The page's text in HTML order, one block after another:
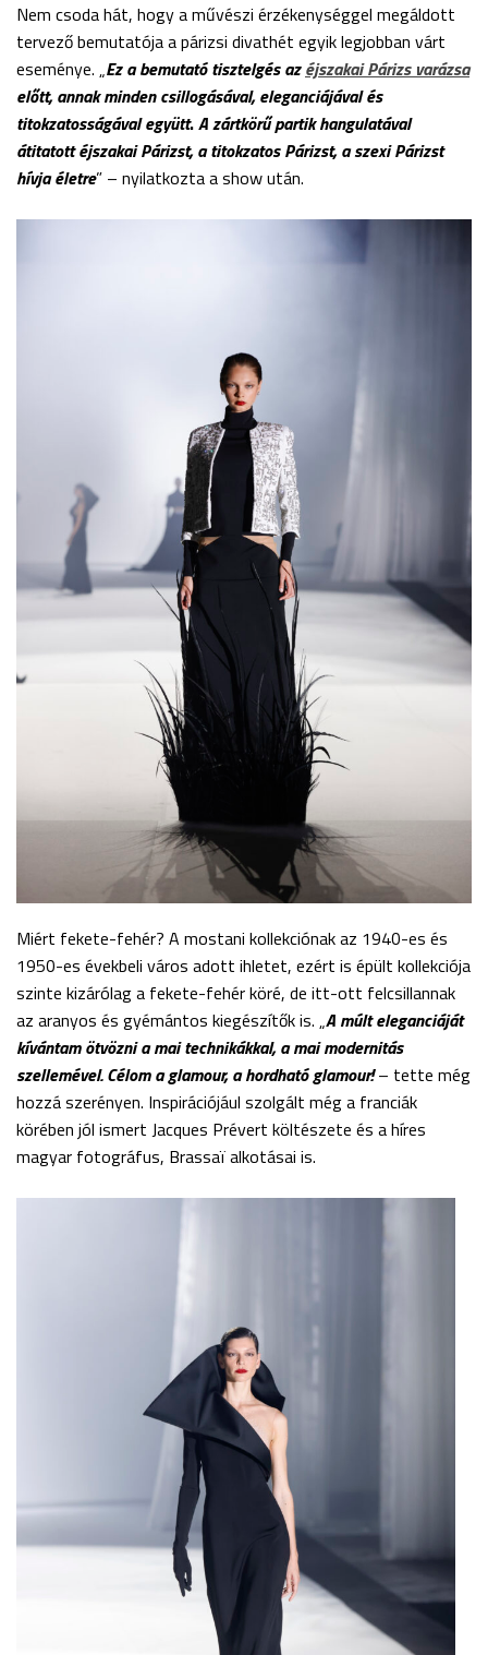
Nem csoda hát, hogy a művészi érzékenységgel megáldott
tervező bemutatója a párizsi divathét egyik legjobban várt
eseménye. „Ez a bemutató tisztelgés azéjszakai Párizs varázsa
előtt, annak minden csillogásával, eleganciájával és
titokzatosságával együtt.A zártkörű partik hangulatával
átitatott éjszakai Párizst, a titokzatos Párizst, a szexi Párizst
hívja életre” – nyilatkozta a show után.
Miért fekete-fehér? A mostani kollekciónak az 1940-es és
1950-es évekbeli város adott ihletet, ezért is épült kollekciója
szinte kizárólag a fekete-fehér köré, de itt-ott felcsillannak
az aranyos és gyémántos kiegészítők is. „A múlt eleganciáját
kívántam ötvözni a mai technikákkal, a mai modernitás
szellemével. Célom a glamour, a hordható glamour!– tette még
hozzá szerényen. Inspirációjául szolgált még a franciák
körében jól ismert Jacques Prévert költészete és a híres
magyar fotográfus, Brassaï alkotásai is.